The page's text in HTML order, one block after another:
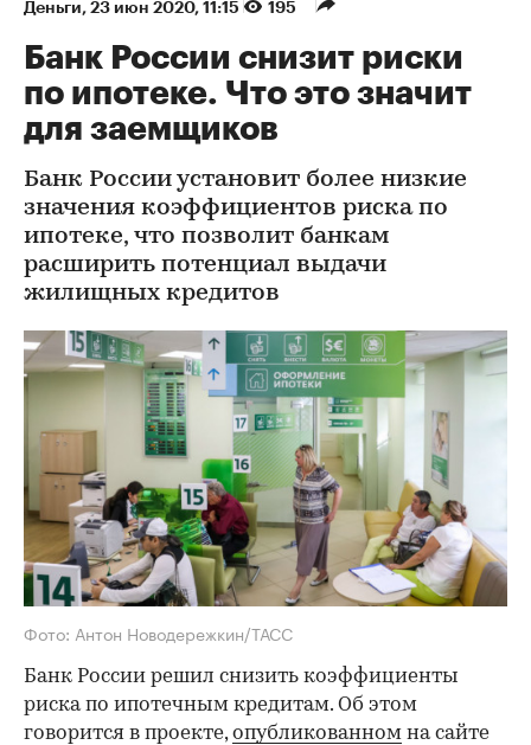
Деньги⁠, 23 июн 2020, 11:15 195
Банк России снизит риски
по ипотеке. Что это значит
для заемщиков
Банк России установит более низкие
значения коэффициентов риска по
ипотеке, что позволит банкам
расширить потенциал выдачи
жилищных кредитов
Фото: Антон Новодережкин/ТАСС
Банк России решил снизить коэффициенты
риска по ипотечным кредитам. Об этом
говорится в проекте,опубликованном на сайте